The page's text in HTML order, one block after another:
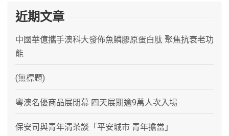
近期文章
中國華億攜手澳科大發佈魚鱗膠原蛋白肽 聚焦抗衰老功
能
(無標題)
粵澳名優商品展閉幕 四天展期逾9萬人次入場
保安司與青年清茶談「平安城市 青年擔當」